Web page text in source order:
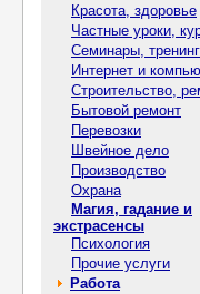
Красота, здоровье
Частные уроки,
Семинары,
Интернет и
Строительство,
Бытовой ремонт
Перевозки
Швейное дело
Производство
Охрана
Магия, гадание и
экстрасенсы
Психология
Прочие услуги
Работа